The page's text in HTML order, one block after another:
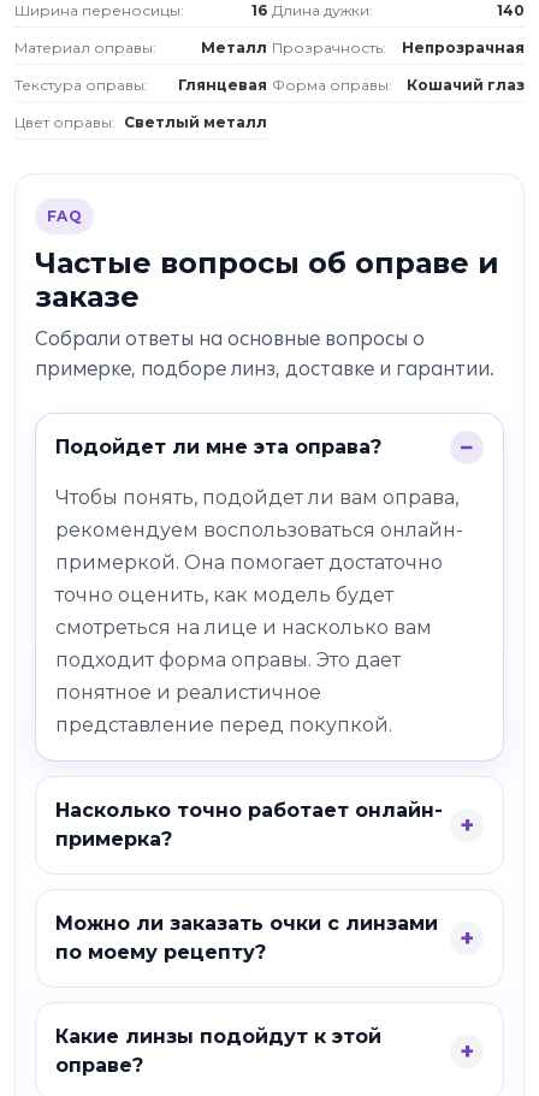
Ширина переносицы: 16 Длина дужки: 140
Материал оправы: Металл Прозрачность: Непрозрачная
Текстура оправы: Глянцевая Форма оправы: Кошачий глаз
Цвет оправы: Светлый металл
FAQ
Частые вопросы об оправе и
заказе
Собрали ответы на основные вопросы о
примерке, подборе линз, доставке и гарантии.
Подойдет ли мне эта оправа?
Чтобы понять, подойдет ли вам оправа,
рекомендуем воспользоваться онлайн-
примеркой. Она помогает достаточно
точно оценить, как модель будет
смотреться на лице и насколько вам
подходит форма оправы. Это дает
понятное и реалистичное
представление перед покупкой.
Насколько точно работает онлайн-
примерка?
Можно ли заказать очки с линзами
по моему рецепту?
Какие линзы подойдут к этой
оправе?